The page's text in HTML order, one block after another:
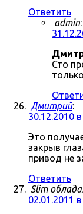
Ответить
admin:
Сто
Дмитрий:
30.12.2010
Это
закрыв
привод не
Ответить
Slim
02.01.2011